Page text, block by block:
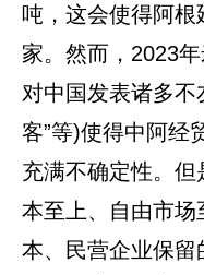
吨，这会使得阿根
家。然而，2023
对中国发表诸多不
客”等)使得中阿经
充满不确定性。
本至上、自由市
本、民营企业保留